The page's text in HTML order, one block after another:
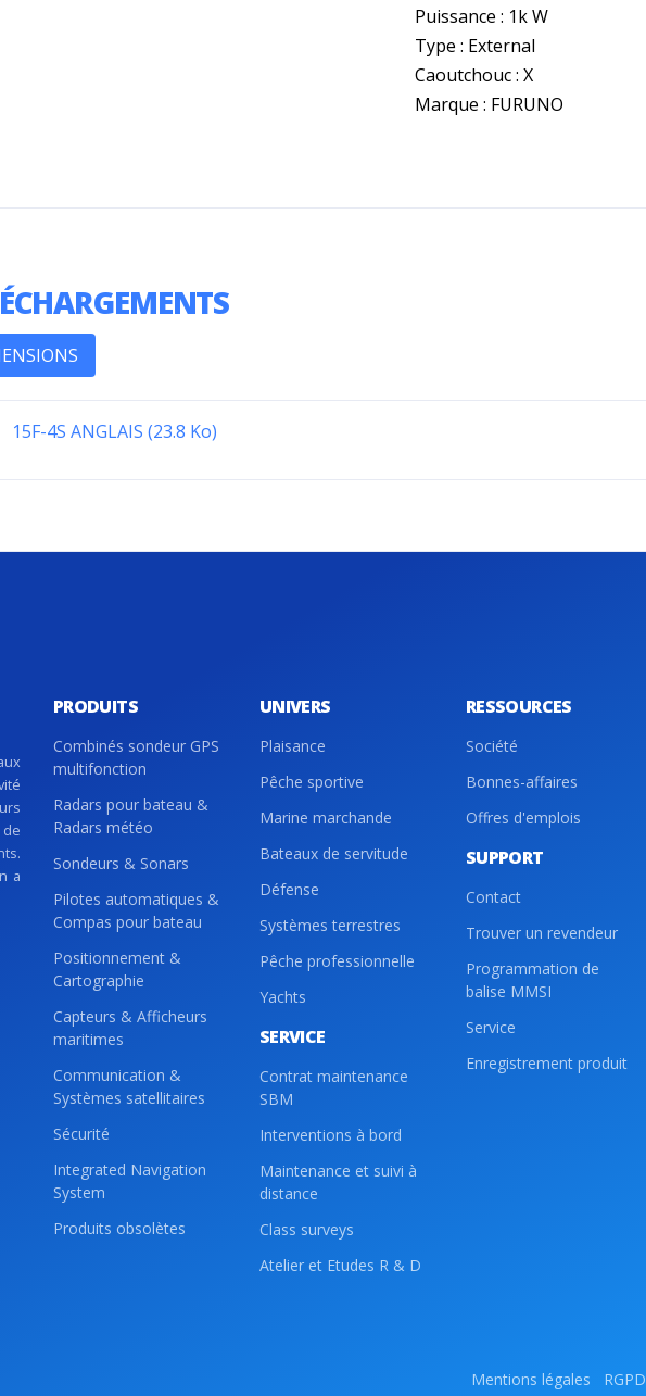
Puissance : 1k W
Type : External
Caoutchouc : X
Marque : FURUNO
15F-4S ANGLAIS (23.8 Ko)
a
PRODUITS
Combinés sondeur GPS
multifonction
Radars pour bateau &
Radars météo
Sondeurs & Sonars
Pilotes automatiques &
Compas pour bateau
Positionnement &
Cartographie
Capteurs & Afficheurs
maritimes
Communication &
Systèmes satellitaires
Sécurité
Integrated Navigation
System
Produits obsolètes
UNIVERS
Plaisance
Pêche sportive
Marine marchande
Bateaux de servitude
Défense
Systèmes terrestres
Pêche professionnelle
Yachts
SERVICE
Contrat maintenance
SBM
Interventions à bord
Maintenance et suivi à
distance
Class surveys
Atelier et Etudes R & D
RESSOURCES
Société
Bonnes-affaires
Offres d'emplois
SUPPORT
Contact
Trouver un revendeur
Programmation de
balise MMSI
Service
Enregistrement produit
Mentions légales RGPD